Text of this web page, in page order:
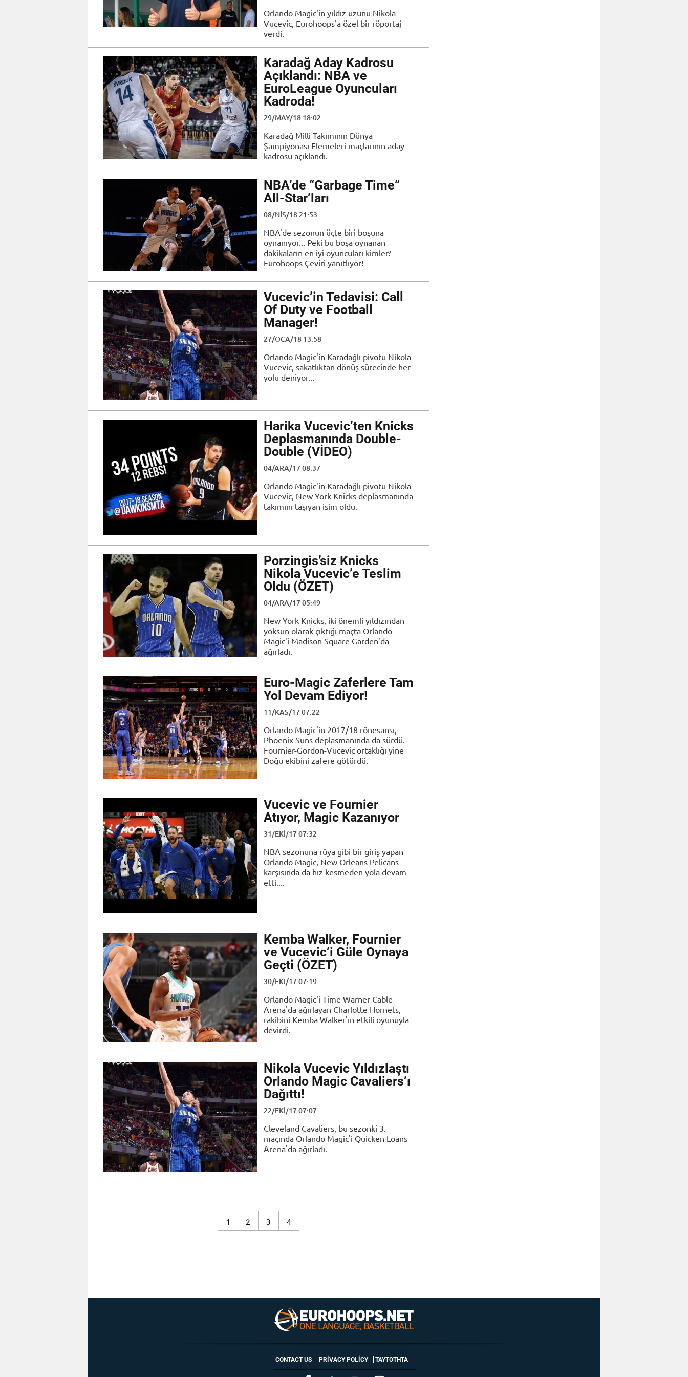
Orlando Magic'in yıldız uzunu Nikola
Vucevic, Eurohoops'a özel bir röportaj
verdi.
Karadağ Aday Kadrosu
Açıklandı: NBA ve
EuroLeague Oyuncuları
Kadroda!
29/MAY/18 18:02
Karadağ Milli Takımının Dünya
Şampiyonası Elemeleri maçlarının aday
kadrosu açıklandı.
NBA’de “Garbage Time”
All-Star’ları
08/NIS/18 21:53
NBA'de sezonun üçte biri boşuna
oynanıyor... Peki bu boşa oynanan
dakikaların en iyi oyuncuları kimler?
Eurohoops Çeviri yanıtlıyor!
Vucevic’in Tedavisi: Call
Of Duty ve Football
Manager!
27/OCA/18 13:58
Orlando Magic'in Karadağlı pivotu Nikola
Vucevic, sakatlıktan dönüş sürecinde her
yolu deniyor...
Harika Vucevic’ten Knicks
Deplasmanında Double-
Double (VİDEO)
04/ARA/17 08:37
Orlando Magic'in Karadağlı pivotu Nikola
Vucevic, New York Knicks deplasmanında
takımını taşıyan isim oldu.
Porzingis’siz Knicks
Nikola Vucevic’e Teslim
Oldu (ÖZET)
04/ARA/17 05:49
New York Knicks, iki önemli yıldızından
yoksun olarak çıktığı maçta Orlando
Magic'i Madison Square Garden'da
ağırladı.
Euro-Magic Zaferlere Tam
Yol Devam Ediyor!
11/KAS/17 07:22
Orlando Magic'in 2017/18 rönesansı,
Phoenix Suns deplasmanında da sürdü.
Fournier-Gordon-Vucevic ortaklığı yine
Doğu ekibini zafere götürdü.
Vucevic ve Fournier
Atıyor, Magic Kazanıyor
31/EKI/17 07:32
NBA sezonuna rüya gibi bir giriş yapan
Orlando Magic, New Orleans Pelicans
karşısında da hız kesmeden yola devam
etti....
Kemba Walker, Fournier
ve Vucevic’i Güle Oynaya
Geçti (ÖZET)
30/EKI/17 07:19
Orlando Magic'i Time Warner Cable
Arena'da ağırlayan Charlotte Hornets,
rakibini Kemba Walker'ın etkili oyunuyla
devirdi.
Nikola Vucevic Yıldızlaştı
Orlando Magic Cavaliers’ı
Dağıttı!
22/EKI/17 07:07
Cleveland Cavaliers, bu sezonki 3.
maçında Orlando Magic'i Quicken Loans
Arena'da ağırladı.
1 2 3 4
CONTACT US PRIVACY POLICY ΤΑΥΤΟΤΗΤΑ